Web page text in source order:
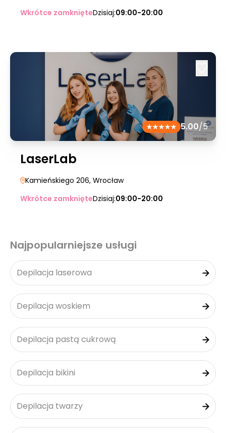
Wkrótce zamknięteDzisiaj:09:00-20:00
5.00/5
LaserLab
Kamieńskiego 206, Wrocław
Wkrótce zamknięteDzisiaj:09:00-20:00
Najpopularniejsze usługi
Depilacja laserowa
Depilacja woskiem
Depilacja pastą cukrową
Depilacja bikini
Depilacja twarzy